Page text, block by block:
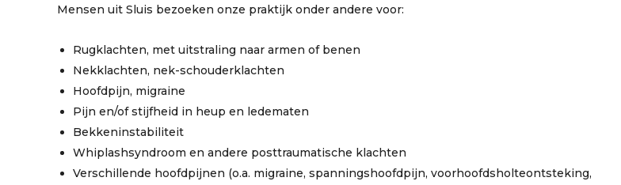
Mensen uit Sluis bezoeken onze praktijk onder andere voor:
Rugklachten, met uitstraling naar armen of benen
Nekklachten, nek-schouderklachten
Hoofdpijn, migraine
Pijn en/of stijfheid in heup en ledematen
Bekkeninstabiliteit
Whiplashsyndroom en andere posttraumatische klachten
Verschillende hoofdpijnen (o.a. migraine, spanningshoofdpijn, voorhoofdsholteontsteking,